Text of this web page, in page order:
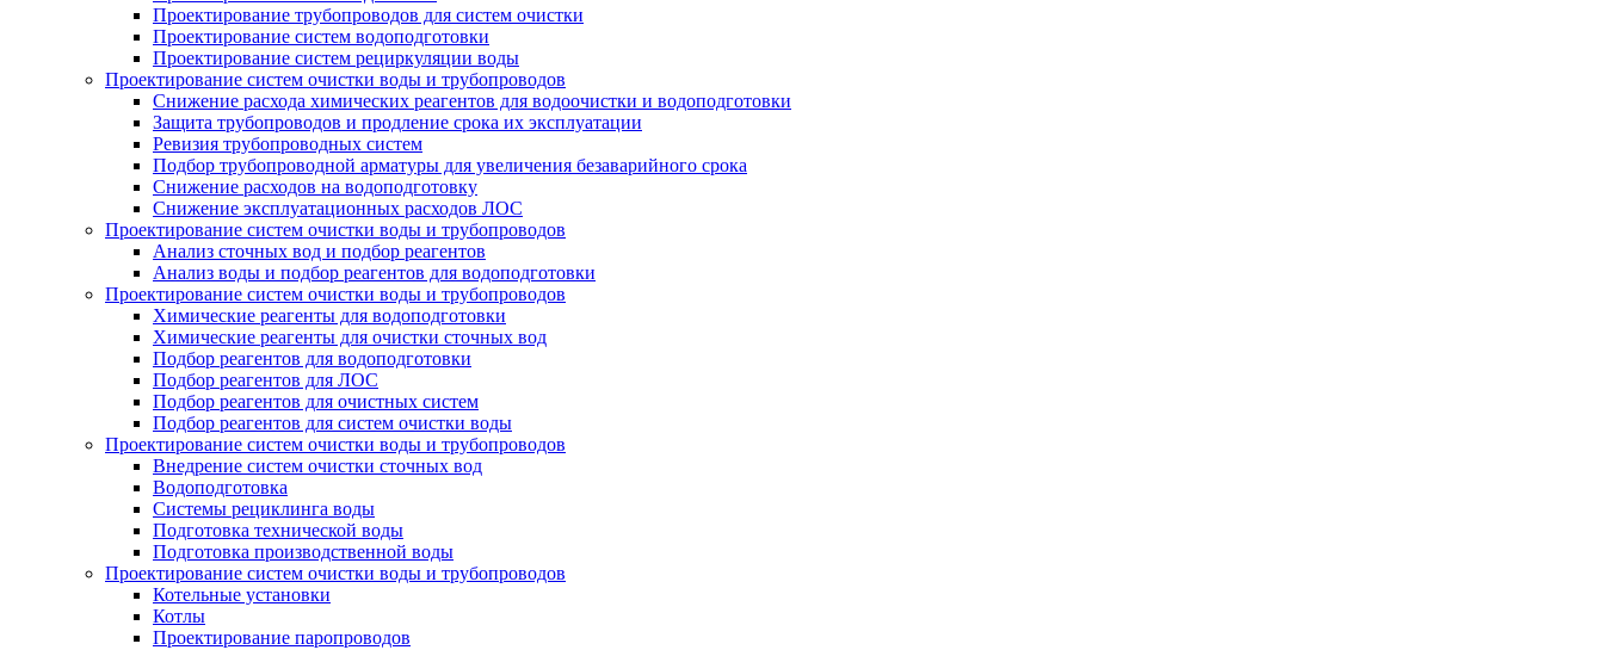
Проектирование трубопроводов для систем очистки
Проектирование систем водоподготовки
Проектирование систем рециркуляции воды
Проектирование систем очистки воды и трубопроводов
Снижение расхода химических реагентов для водоочистки и водоподготовки
Защита трубопроводов и продление срока их эксплуатации
Ревизия трубопроводных систем
Подбор трубопроводной арматуры для увеличения безаварийного срока
Снижение расходов на водоподготовку
Снижение эксплуатационных расходов ЛОС
Проектирование систем очистки воды и трубопроводов
Анализ сточных вод и подбор реагентов
Анализ воды и подбор реагентов для водоподготовки
Проектирование систем очистки воды и трубопроводов
Химические реагенты для водоподготовки
Химические реагенты для очистки сточных вод
Подбор реагентов для водоподготовки
Подбор реагентов для ЛОС
Подбор реагентов для очистных систем
Подбор реагентов для систем очистки воды
Проектирование систем очистки воды и трубопроводов
Внедрение систем очистки сточных вод
Водоподготовка
Системы рециклинга воды
Подготовка технической воды
Подготовка производственной воды
Проектирование систем очистки воды и трубопроводов
Котельные установки
Котлы
Проектирование паропроводов